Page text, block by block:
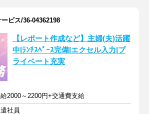
ビス/36-04362198
【レポート作成など】主婦(夫)活躍
中|ﾗﾝﾁｽﾍﾟｰｽ完備|エクセル入力|プ
ライベート充実
2000～2200円+交通費支給
社員